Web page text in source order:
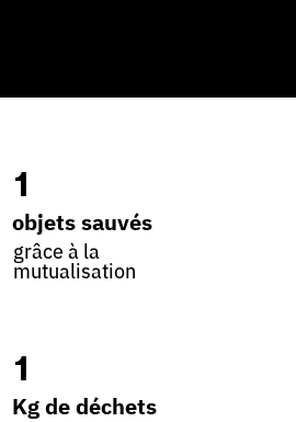
1
objets sauvés
grâce à la
mutualisation
1
Kg de déchets